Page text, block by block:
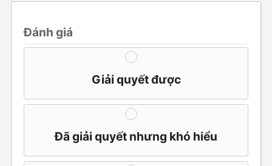
Đánh giá
Giải quyết được
Đã giải quyết nhưng khó hiểu